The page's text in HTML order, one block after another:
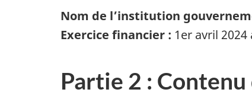
Nom de l’institution
Exercice financier : 1er avril 2024
Partie 2 :